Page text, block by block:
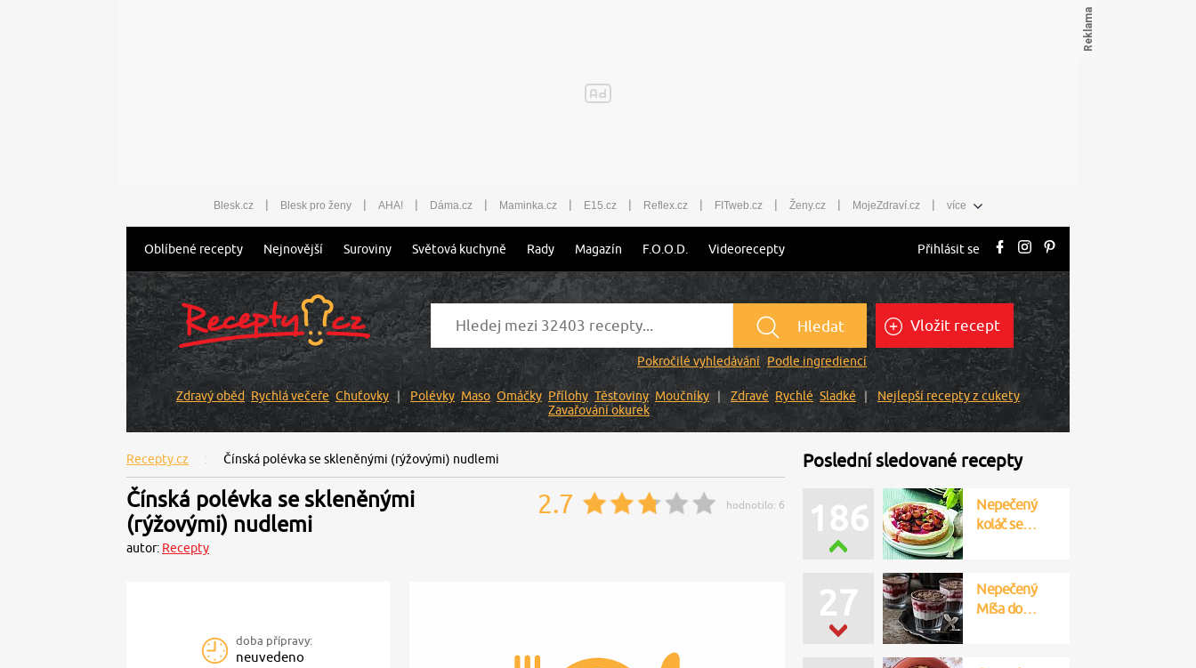
Blesk.cz | Blesk pro ženy | AHA! | Dáma.cz | Maminka.cz | E15.cz | Reflex.cz | FITweb.cz | Ženy.cz | MojeZdraví.cz | více
Oblíbené recepty Nejnovější Suroviny Světová kuchyně Rady Magazín F.O.O.D. Videorecepty Přihlásit se
Hledat
Pokročilé vyhledávání Podle ingrediencí
Vložit recept
Zdravý oběd Rychlá večeře Chuťovky Polévky Maso Omáčky Přílohy Těstoviny Moučníky Zdravé Rychlé Sladké
Nejlepší recepty z cukety
Zavařování okurek
Recepty.cz Čínská polévka se skleněnými (rýžovými) nudlemi
Čínská polévka se skleněnými
(rýžovými) nudlemi
autor: Recepty
2.7 hodnotilo: 6
doba přípravy:
neuvedeno
Poslední sledované recepty
185
Nepečený
koláč se…
25
Nepečený
Míša do…